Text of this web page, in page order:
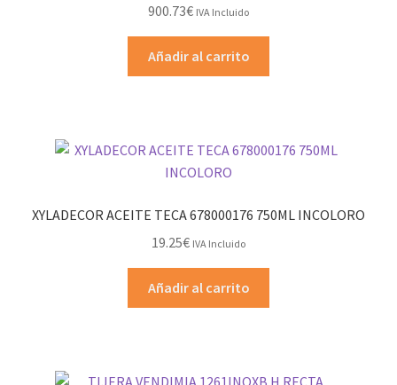
900.73€ IVA Incluido
Añadir al carrito
XYLADECOR ACEITE TECA 678000176 750ML INCOLORO
19.25€ IVA Incluido
Añadir al carrito